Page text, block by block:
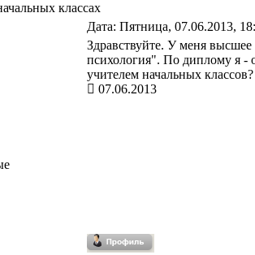
классах
Дата: Пятница, 07.06.2013,
Здравствуйте. У меня
психология". По диплому я -
учителем начальных классов?
07.06.2013